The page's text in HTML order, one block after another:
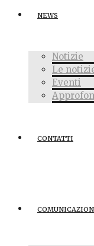
NEWS
Notizie
Le
Eventi
CONTATTI